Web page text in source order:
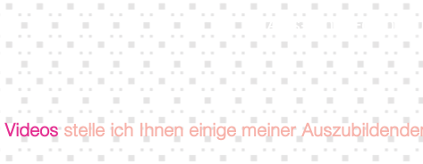
Aus- und
Videosstelle ich Ihnen einige meiner